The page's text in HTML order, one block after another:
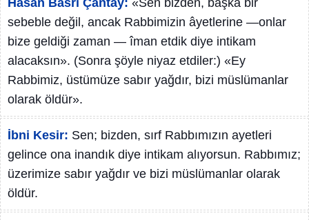
Hasan Basri Çantay: «Sen bizden, başka bir
sebeble değil, ancak Rabbimizin âyetlerine —onlar
bize geldiği zaman — îman etdik diye intikam
alacaksın». (Sonra şöyle niyaz etdiler:) «Ey
Rabbimiz, üstümüze sabır yağdır, bizi müslümanlar
olarak öldür».
İbni Kesir: Sen; bizden, sırf Rabbımızın ayetleri
gelince ona inandık diye intikam alıyorsun. Rabbımız;
üzerimize sabır yağdır ve bizi müslümanlar olarak
öldür.